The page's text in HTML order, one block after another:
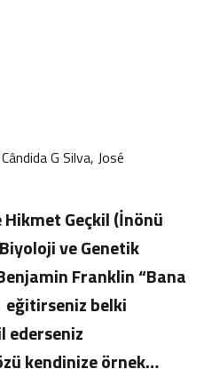
G Silva, José
Geçkil (İnönü
ve Genetik
Franklin “Bana
eğitirseniz belki
ederseniz
kendinize örnek…